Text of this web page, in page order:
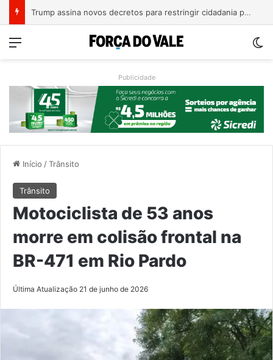
A Balsa Vicentina do Rio Guaporé
Menu
Publicidade
Início /Trânsito
Trânsito
Motociclista de 53 anos
morre em colisão frontal na
BR-471 em Rio Pardo
Última Atualização 21 de junho de 2026